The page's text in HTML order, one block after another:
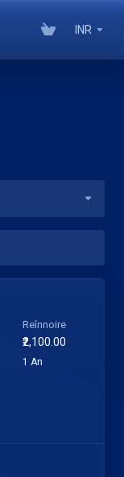
INR
Reînnoire
₹2,100.00
1 An